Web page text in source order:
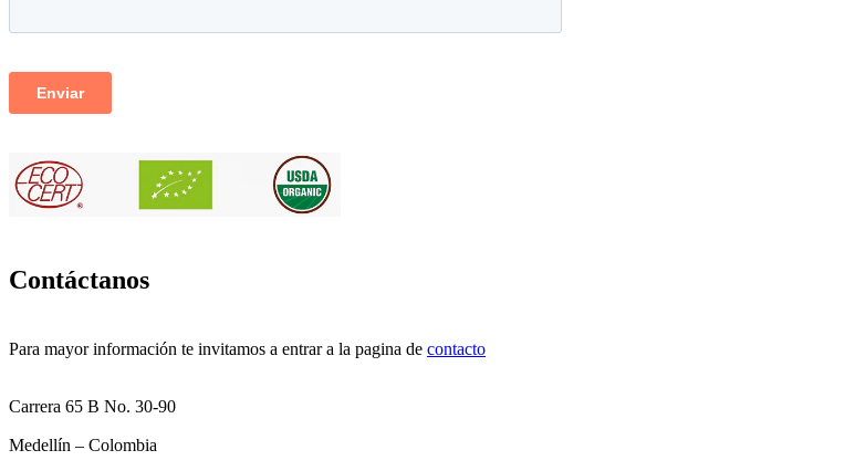
Contáctanos
Para mayor información te invitamos a entrar a la pagina de contacto
Carrera 65 B No. 30-90
Medellín – Colombia